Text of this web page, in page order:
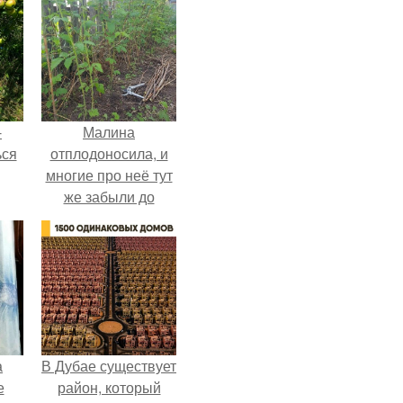
Малина
отплодоносила, и
многие про неё тут
же забыли до
следующего лета.
В Дубае существует
район, который